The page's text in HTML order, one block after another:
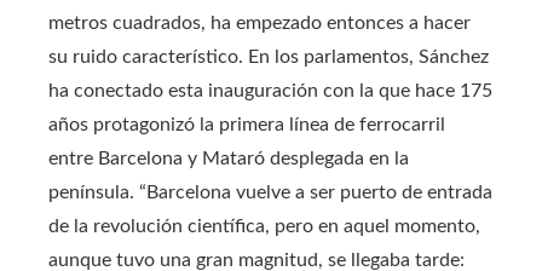
metros cuadrados, ha empezado entonces a hacer
su ruido característico. En los parlamentos, Sánchez
ha conectado esta inauguración con la que hace 175
años protagonizó la primera línea de ferrocarril
entre Barcelona y Mataró desplegada en la
península. “Barcelona vuelve a ser puerto de entrada
de la revolución científica, pero en aquel momento,
aunque tuvo una gran magnitud, se llegaba tarde: